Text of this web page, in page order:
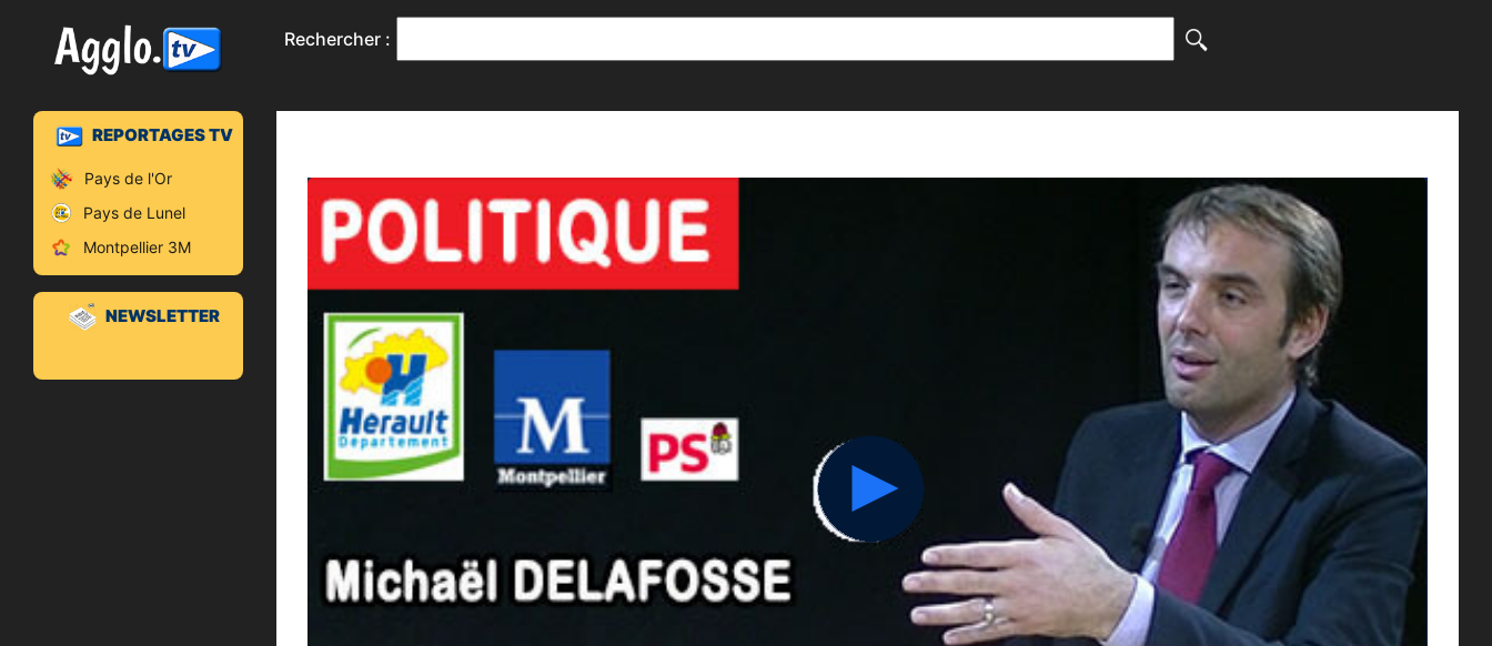
[()]
Rechercher :
REPORTAGES TV
Pays de l'Or
Pays de Lunel
Montpellier 3M
NEWSLETTER